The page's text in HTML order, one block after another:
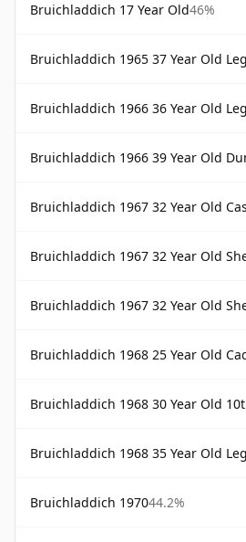
Bruichladdich 17 Year Old46%
Bruichladdich 1965 37 Year Old
Bruichladdich 1966 36 Year Old
Bruichladdich 1966 39 Year Old
Bruichladdich 1967 32 Year Old Cask
Bruichladdich 1967 32 Year Old Sherry Cask #968
Bruichladdich 1967 32 Year Old Sherry
Bruichladdich 1968 25 Year Old
Bruichladdich 1968 30 Year Old 10th
Bruichladdich 1968 35 Year Old
Bruichladdich 197044.2%